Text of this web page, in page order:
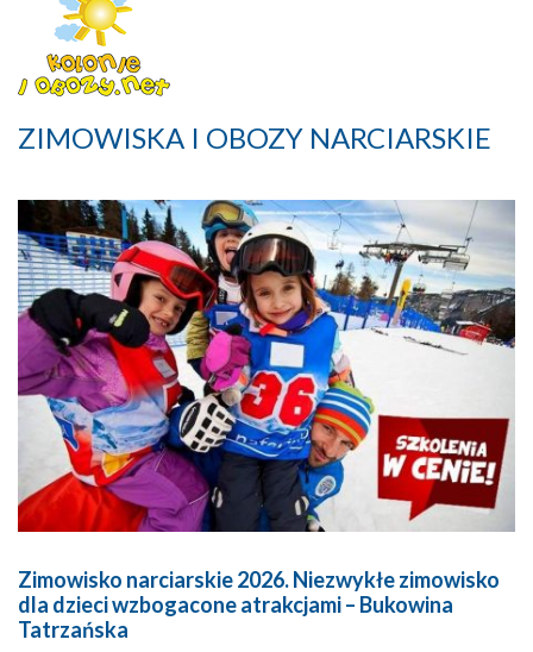
ZIMOWISKA I OBOZY NARCIARSKIE
Zimowisko narciarskie 2026. Niezwykłe zimowisko
dla dzieci wzbogacone atrakcjami – Bukowina
Tatrzańska